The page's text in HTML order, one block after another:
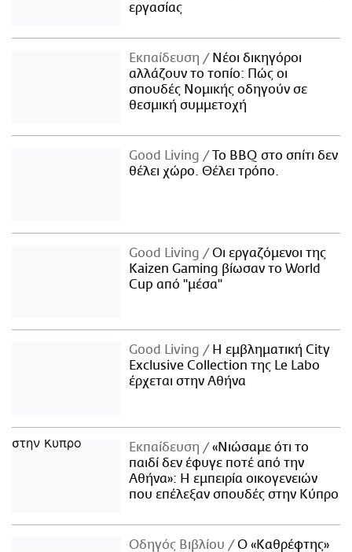
εργασίας
Εκπαίδευση
Νέοι δικηγόροι
αλλάζουν το τοπίο: Πώς οι
σπουδές Νομικής οδηγούν σε
θεσμική συμμετοχή
Good Living
Το BBQ στο σπίτι δεν
θέλει χώρο. Θέλει τρόπο.
Good Living
Οι εργαζόμενοι της
Kaizen Gaming βίωσαν το World
Cup από "μέσα"
Good Living
Η εμβληματική City
Exclusive Collection της Le Labo
έρχεται στην Αθήνα
Εκπαίδευση
«Νιώσαμε ότι το
παιδί δεν έφυγε ποτέ από την
Αθήνα»: Η εμπειρία οικογενειών
που επέλεξαν σπουδές στην Κύπρο
Οδηγός Βιβλίου
Ο «Καθρέφτης»